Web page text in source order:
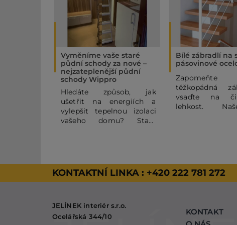
Vyměníme vaše staré
půdní schody za nové –
nejzateplenější půdní
schody Wippro
Hledáte způsob, jak
ušetřit na energiích a
vylepšit tepelnou izolaci
vašeho domu? Staré
vyplatí dopřát Vašemu
domovu nejzateplenější
výměna, kterou také
nabízíme.
Bílé zábradlí na
pásovinové
těžkopádná
vsaďte na
lehkost.
vzhled.
RAL a dřeva
zaručeným
hřejivý a přírodní
KONTAKTNÍ LINKA : +420 222 781 272
JELÍNEK interiér s.r.o.
Ocelářská 344/10
KONTAKT